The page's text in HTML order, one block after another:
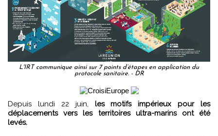
L'IRT communique ainsi sur 7 points d’étapes en application du
protocole sanitaire. - DR
Depuis lundi 22 juin, les motifs impérieux pour les
déplacements vers les territoires ultra-marins ont été
levés.